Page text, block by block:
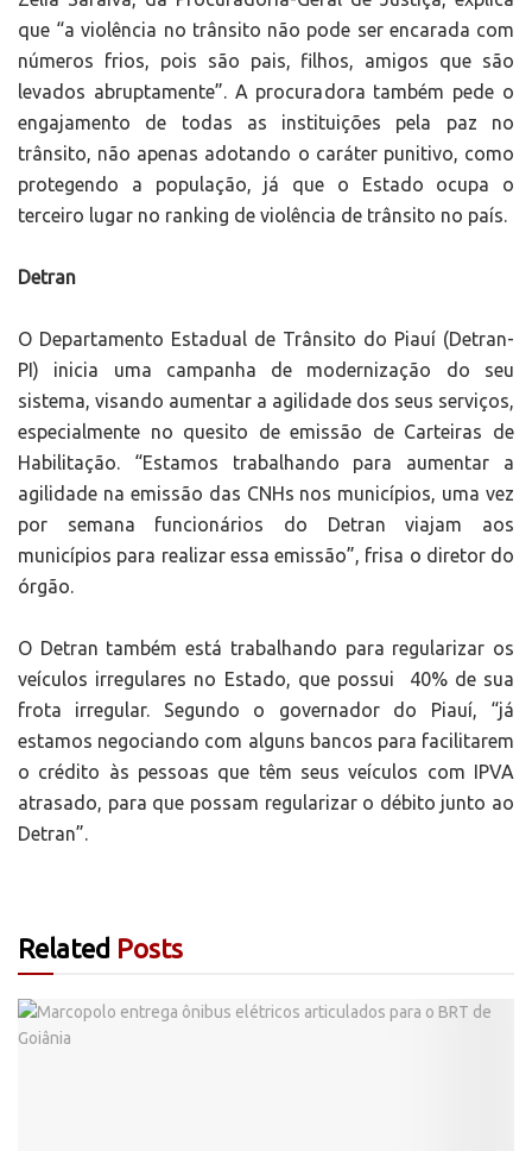
que “a violência no trânsito não pode ser encarada com
números frios, pois são pais, filhos, amigos que são
levados abruptamente”. A procuradora também pede o
engajamento de todas as instituições pela paz no
trânsito, não apenas adotando o caráter punitivo, como
protegendo a população, já que o Estado ocupa o
terceiro lugar no ranking de violência de trânsito no país.
Detran
O Departamento Estadual de Trânsito do Piauí (Detran-
PI) inicia uma campanha de modernização do seu
sistema, visando aumentar a agilidade dos seus serviços,
especialmente no quesito de emissão de Carteiras de
Habilitação. “Estamos trabalhando para aumentar a
agilidade na emissão das CNHs nos municípios, uma vez
por semana funcionários do Detran viajam aos
municípios para realizar essa emissão”, frisa o diretor do
órgão.
O Detran também está trabalhando para regularizar os
veículos irregulares no Estado, que possui 40% de sua
frota irregular. Segundo o governador do Piauí, “já
estamos negociando com alguns bancos para facilitarem
o crédito às pessoas que têm seus veículos com IPVA
atrasado, para que possam regularizar o débito junto ao
Detran”.
Related Posts